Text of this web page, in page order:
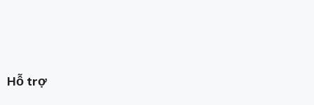
Hỗ trợ